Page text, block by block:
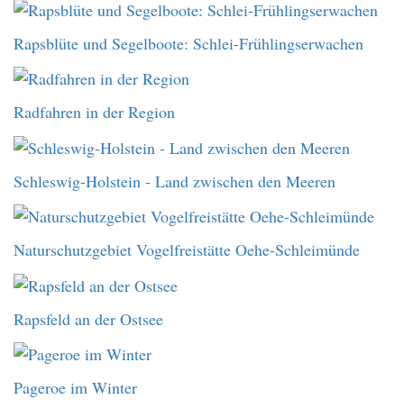
Rapsblüte und Segelboote: Schlei-Frühlingserwachen
Radfahren in der Region
Schleswig-Holstein - Land zwischen den Meeren
Naturschutzgebiet Vogelfreistätte Oehe-Schleimünde
Rapsfeld an der Ostsee
Pageroe im Winter